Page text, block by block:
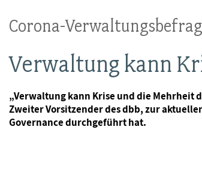
Corona-
Verwaltung kann
„Verwaltung kann Krise und die Mehrheit
Zweiter Vorsitzender des dbb, zur
Governance durchgeführt hat.